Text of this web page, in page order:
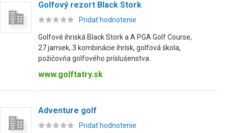
Golfový rezort Black Stork
Pridať hodnotenie
Golfové ihriská Black Stork a A PGA Golf Course,
27 jamiek, 3 kombinácie ihrísk, golfová škola,
požičovňa golfového príslušenstva.
www.golftatry.sk
Adventure golf
Pridať hodnotenie